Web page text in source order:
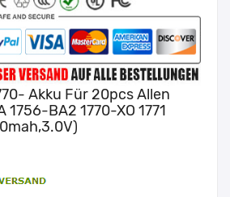
Akku Für 20pcs Allen
1756-BA2 1770-XO 1771